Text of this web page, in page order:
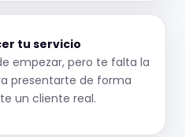
tu servicio
empezar, pero te falta la
presentarte de forma
un cliente real.